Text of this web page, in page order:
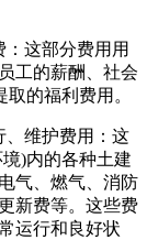
这部分费用用
工的薪酬、社会
的福利费用。
、维护费用：这
)内的各种土建
气、燃气、消防
新费等。这些费
运行和良好状